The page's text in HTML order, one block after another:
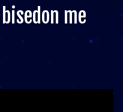
me